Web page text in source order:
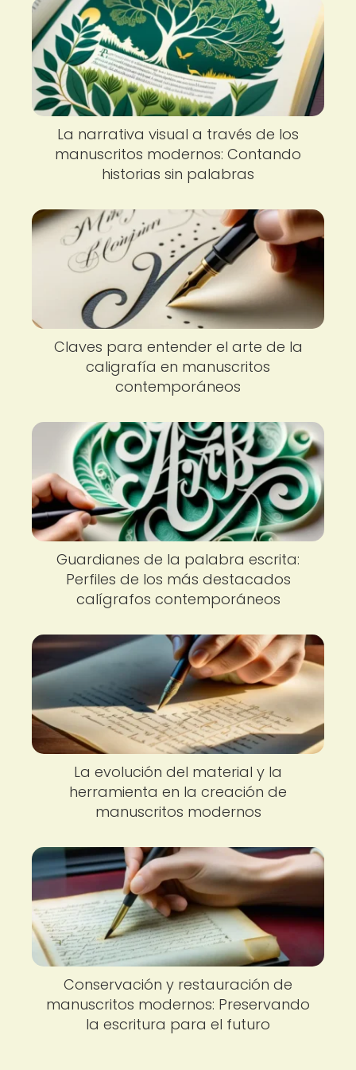
La narrativa visual a través de los
manuscritos modernos: Contando
historias sin palabras
Claves para entender el arte de la
caligrafía en manuscritos
contemporáneos
Guardianes de la palabra escrita:
Perfiles de los más destacados
calígrafos contemporáneos
La evolución del material y la
herramienta en la creación de
manuscritos modernos
Conservación y restauración de
manuscritos modernos: Preservando
la escritura para el futuro